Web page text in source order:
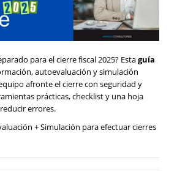
para el cierre fiscal 2025? Estaguía
autoevaluación y simulación
afronte el cierre con seguridad y
prácticas, checklist y una hoja
errores.
+ Simulación para efectuar cierres